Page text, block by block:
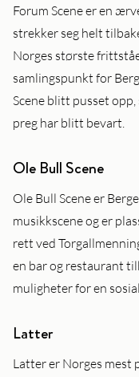
Forum Scene er en
strekker seg helt
Norges største
samlingspunkt for
Scene blitt pusset
preg har blitt bevart.
Ole Bull Scene
Ole Bull Scene er
musikkscene og er
rett ved
en bar og restaurant
muligheter for en
Latter
Latter er Norges